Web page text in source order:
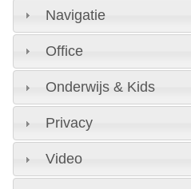
Navigatie
Office
Onderwijs & Kids
Privacy
Video